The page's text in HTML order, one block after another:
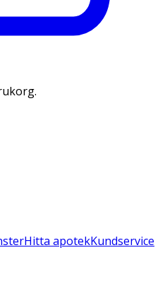
Hitta apotekKundservice